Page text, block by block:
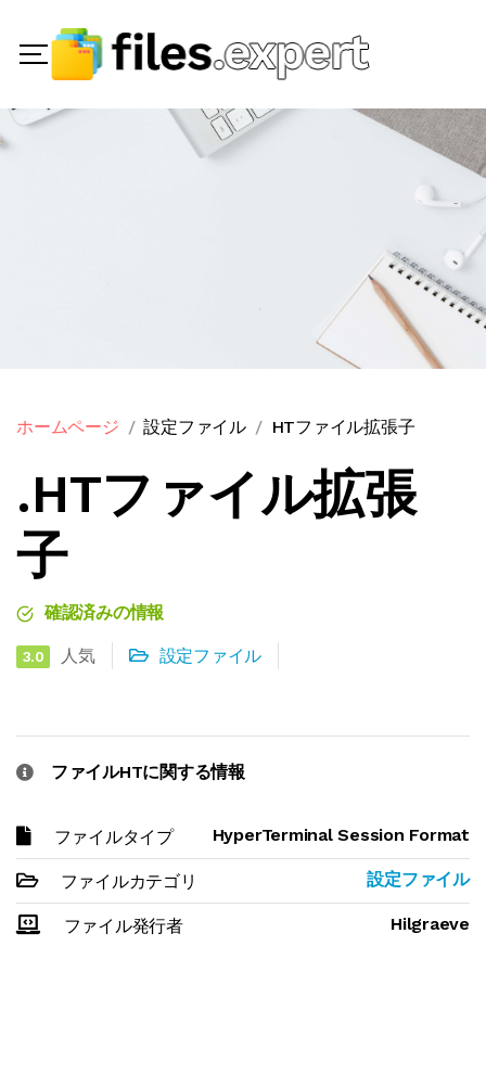
ホームページ 設定ファイル HTファイル拡張子
.HTファイル拡張
子
確認済みの情報
3.0 人気 設定ファイル
ファイルHTに関する情報
ファイルタイプ HyperTerminal Session Format
ファイルカテゴリ 設定ファイル
ファイル発行者 Hilgraeve